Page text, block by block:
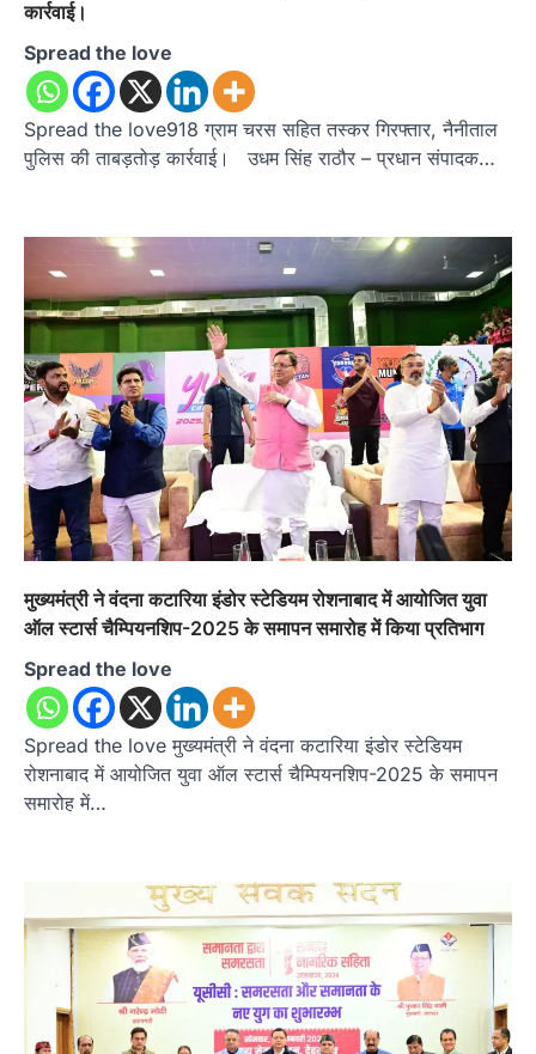
कार्रवाई।
Spread the love
Spread the love918 ग्राम चरस सहित तस्कर गिरफ्तार, नैनीताल
पुलिस की ताबड़तोड़ कार्रवाई। उधम सिंह राठौर – प्रधान संपादक…
मुख्यमंत्री ने वंदना कटारिया इंडोर स्टेडियम रोशनाबाद में आयोजित युवा
ऑल स्टार्स चैम्पियनशिप-2025 के समापन समारोह में किया प्रतिभाग
Spread the love
Spread the love मुख्यमंत्री ने वंदना कटारिया इंडोर स्टेडियम
रोशनाबाद में आयोजित युवा ऑल स्टार्स चैम्पियनशिप-2025 के समापन
समारोह में…